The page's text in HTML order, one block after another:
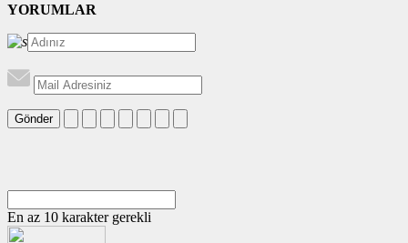
YORUMLAR
Gönder
En az 10 karakter gerekli